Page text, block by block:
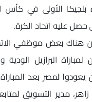
الأولى في كأس
حصل عليه اتحاد الكرة.
هناك بعض موظفي
البرازيل الودية
يعودوا لمصر بعد
مدير التسويق